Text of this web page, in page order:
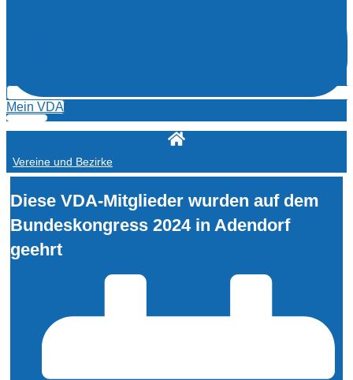
Mein VDA
Vereine und Bezirke
Diese VDA-Mitglieder wurden auf dem
Bundeskongress 2024 in Adendorf
geehrt